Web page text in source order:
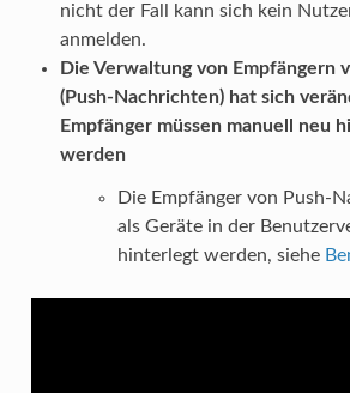
nicht der Fall kann sich kein
anmelden.
Die Verwaltung von Empfängern
(Push-Nachrichten) hat sich
Empfänger müssen manuell neu
werden
Die Empfänger von Push-
als Geräte in der
hinterlegt werden, siehe